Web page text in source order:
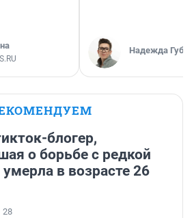
Надежда
блогер,
о борьбе с редкой
в возрасте 26
28